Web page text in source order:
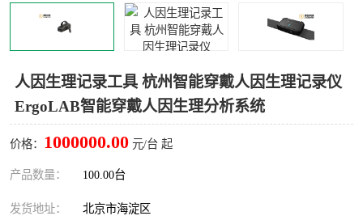
人因生理记录工具 杭州智能穿戴人因生理记录仪
ErgoLAB智能穿戴人因生理分析系统
价格： 1000000.00 元/台 起
产品数量： 100.00台
发货地址： 北京市海淀区